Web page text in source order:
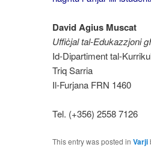
David Agius Muscat
Uffiċjal tal-Edukazzjoni
Id-Dipartiment tal-
Triq Sarria
Il-Furjana FRN 1460
Tel. (+356) 2558 7126
This entry was posted in Varji